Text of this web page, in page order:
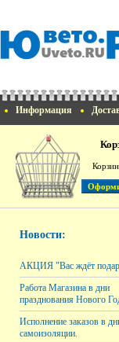
Информация
Новости:
АКЦИЯ "Вас ждёт
Работа Магазина в дни
празднования Нового
Исполнение заказов в
самоизоляции.